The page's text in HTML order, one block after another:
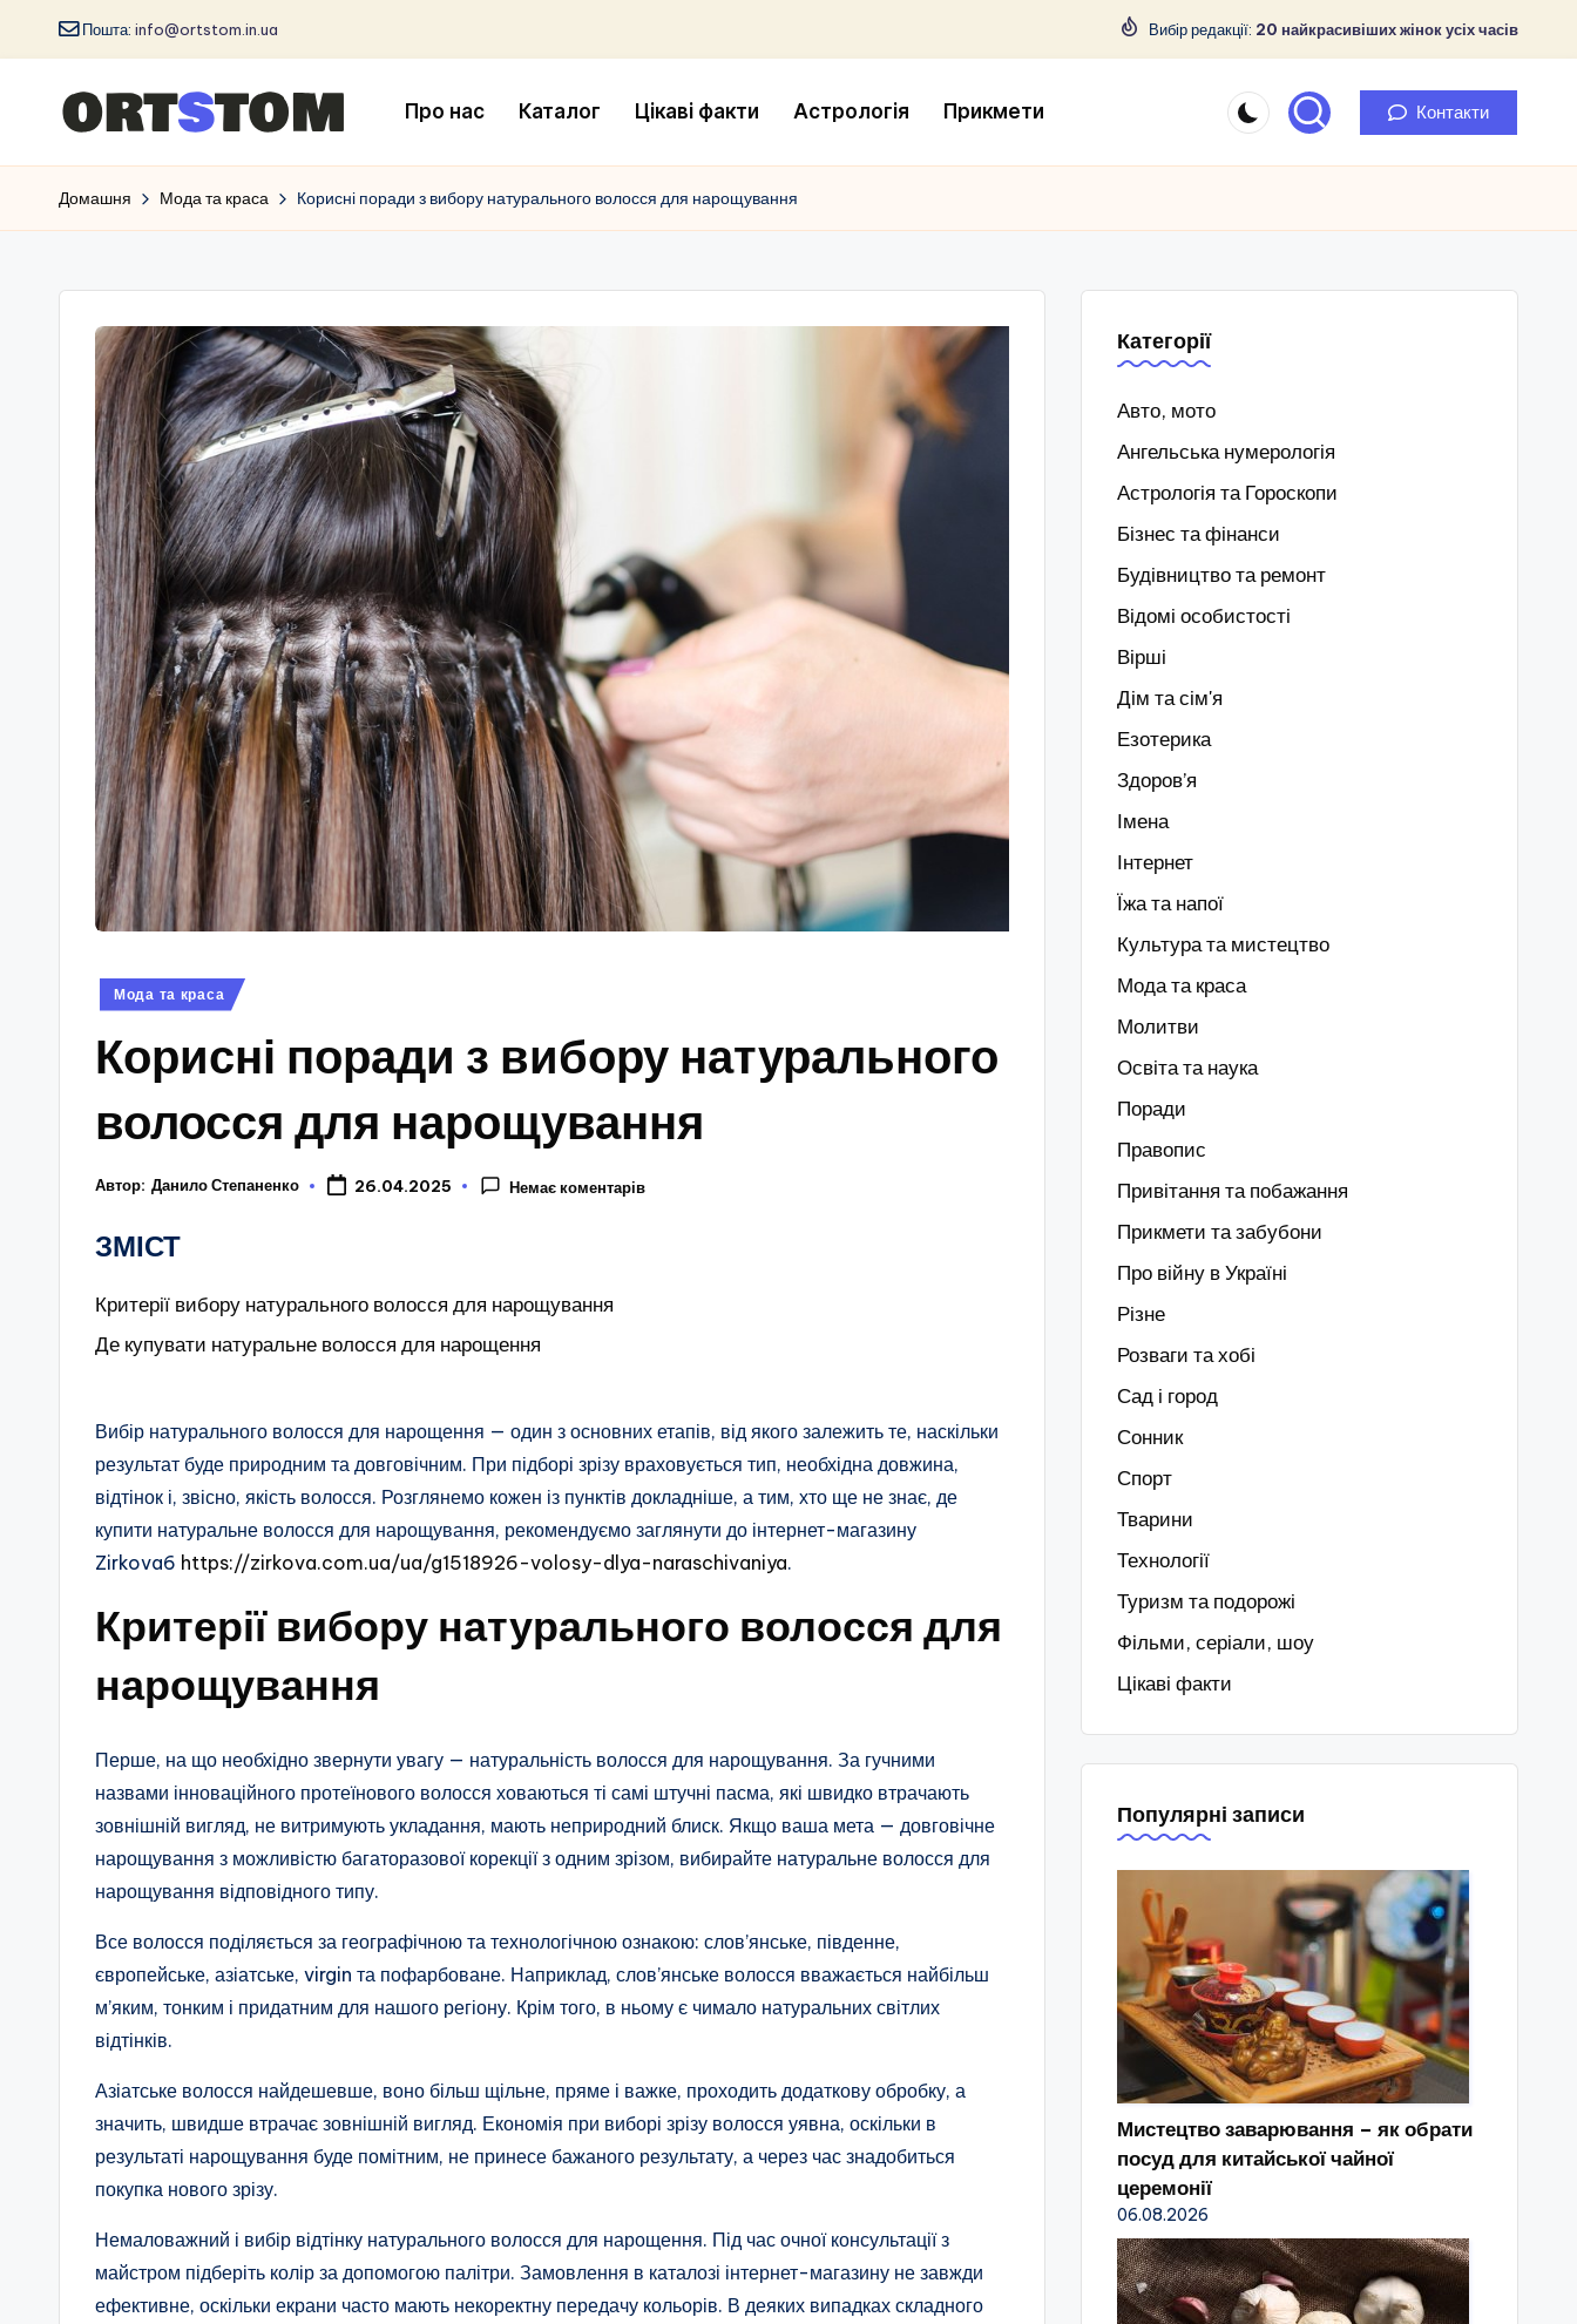
Пошта: info@ortstom.in.ua Вибір редакції: 20 найкрасивіших жінок усіх часів
Про нас Каталог Цікаві факти Астрологія Прикмети Контакти
Домашня Мода та краса Корисні поради з вибору натурального волосся для нарощування
Опубліковано
Мода та краса
Корисні поради з вибору натурального
волосся для нарощування
Автор: Данило Степаненко 26.04.2025 Немає коментарів
ЗМІСТ
Критерії вибору натурального волосся для нарощування
Де купувати натуральне волосся для нарощення
Вибір натурального волосся для нарощення — один з основних етапів, від якого залежить те, наскільки
результат буде природним та довговічним. При підборі зрізу враховується тип, необхідна довжина,
відтінок і, звісно, ​​якість волосся. Розглянемо кожен із пунктів докладніше, а тим, хто ще не знає, де
купити натуральне волосся для нарощування, рекомендуємо заглянути до інтернет-магазину
Zirkova6 https://zirkova.com.ua/ua/g1518926-volosy-dlya-naraschivaniya.
Критерії вибору натурального волосся для
нарощування
Перше, на що необхідно звернути увагу — натуральність волосся для нарощування. За гучними
назвами інноваційного протеїнового волосся ховаються ті самі штучні пасма, які швидко втрачають
зовнішній вигляд, не витримують укладання, мають неприродний блиск. Якщо ваша мета — довговічне
нарощування з можливістю багаторазової корекції з одним зрізом, вибирайте натуральне волосся для
нарощування відповідного типу.
Все волосся поділяється за географічною та технологічною ознакою: слов’янське, південне,
європейське, азіатське, virgin та пофарбоване. Наприклад, слов’янське волосся вважається найбільш
м’яким, тонким і придатним для нашого регіону. Крім того, в ньому є чимало натуральних світлих
відтінків.
Азіатське волосся найдешевше, воно більш щільне, пряме і важке, проходить додаткову обробку, а
значить, швидше втрачає зовнішній вигляд. Економія при виборі зрізу волосся уявна, оскільки в
результаті нарощування буде помітним, не принесе бажаного результату, а через час знадобиться
покупка нового зрізу.
Немаловажний і вибір відтінку натурального волосся для нарощення. Під час очної консультації з
майстром підберіть колір за допомогою палітри. Замовлення в каталозі інтернет-магазину не завжди
ефективне, оскільки екрани часто мають некоректну передачу кольорів. В деяких випадках складного
Категорії
Авто, мото
Ангельська нумерологія
Астрологія та Гороскопи
Бізнес та фінанси
Будівництво та ремонт
Відомі особистості
Вірші
Дім та сім'я
Езотерика
Здоров’я
Імена
Інтернет
Їжа та напої
Культура та мистецтво
Мода та краса
Молитви
Освіта та наука
Поради
Правопис
Привітання та побажання
Прикмети та забубони
Про війну в Україні
Різне
Розваги та хобі
Сад і город
Сонник
Спорт
Тварини
Технології
Туризм та подорожі
Фільми, серіали, шоу
Цікаві факти
Популярні записи
Мистецтво заварювання – як обрати
посуд для китайської чайної
церемонії
06.08.2026